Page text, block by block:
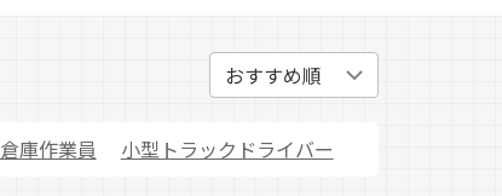
倉庫作業員 小型トラックドライバー